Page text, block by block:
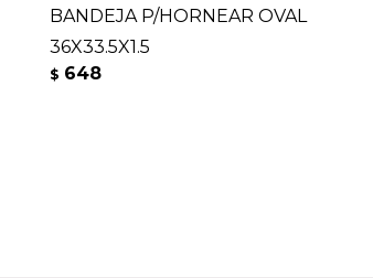
BANDEJA P/HORNEAR OVAL
36X33.5X1.5
$ 648